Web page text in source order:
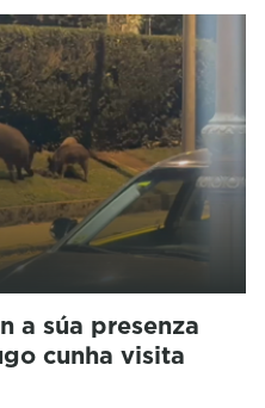
a súa presenza
cunha visita